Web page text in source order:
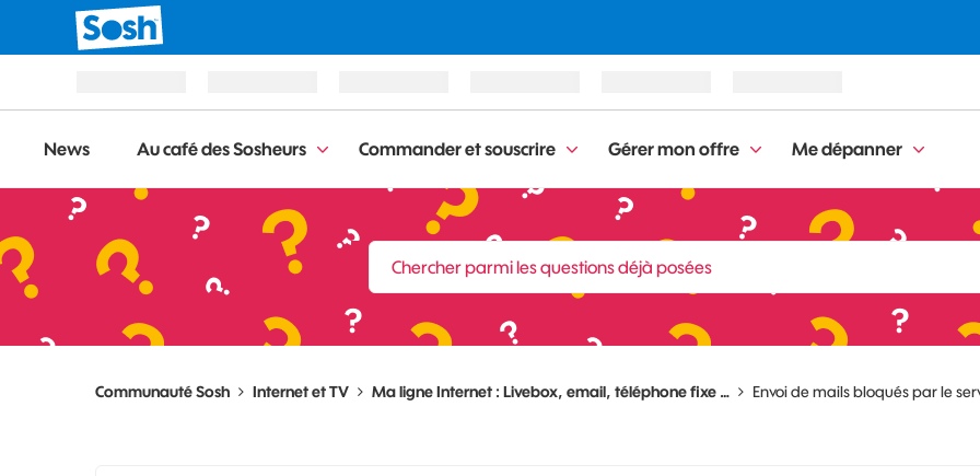
News Au café des Sosheurs Commander et souscrire Gérer mon offre Me dépanner
Communauté Sosh Internet et TV Ma ligne Internet : Livebox, email, téléphone fixe … Envoi de mails bloqués par le